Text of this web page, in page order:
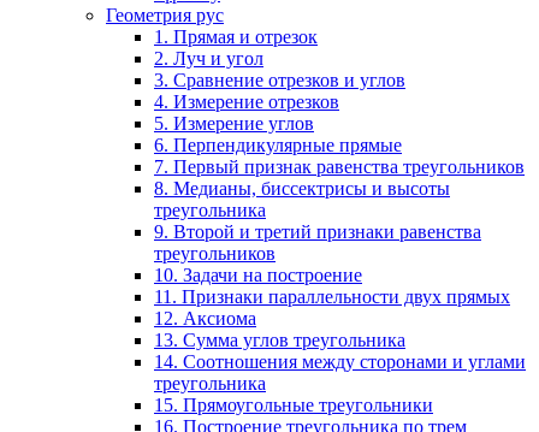
Геометрия рус
1. Прямая и отрезок
2. Луч и угол
3. Сравнение отрезков и углов
4. Измерение отрезков
5. Измерение углов
6. Перпендикулярные прямые
7. Первый признак равенства треугольников
8. Медианы, биссектрисы и высоты
треугольника
9. Второй и третий признаки равенства
треугольников
10. Задачи на построение
11. Признаки параллельности двух прямых
12. Аксиома
13. Сумма углов треугольника
14. Соотношения между сторонами и углами
треугольника
15. Прямоугольные треугольники
16. Построение треугольника по трем